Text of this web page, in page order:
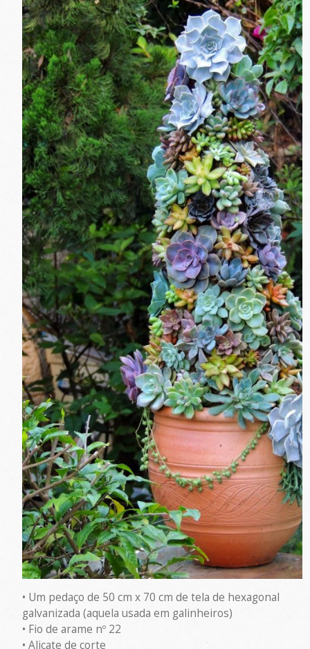
• Um pedaço de 50 cm x 70 cm de tela de hexagonal
galvanizada (aquela usada em galinheiros)
• Fio de arame nº 22
• Alicate de corte